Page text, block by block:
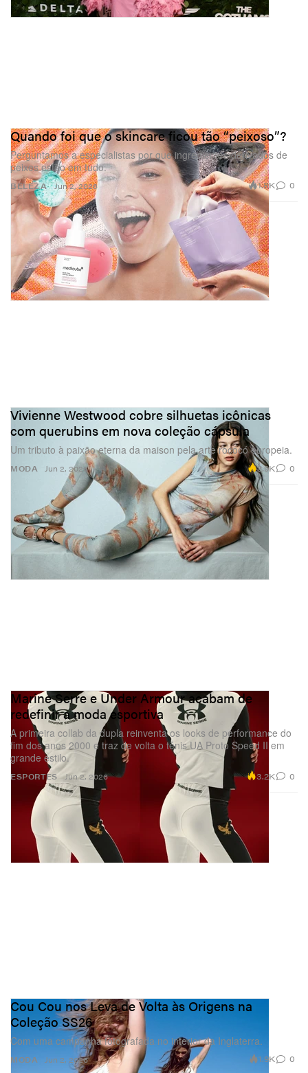
BELEZA
Quando foi que o skincare ficou tão “peixoso”?
Perguntamos a especialistas por que ingredientes derivados de
peixes estão em tudo.
Jun 2, 2026 1.8K 0
MODA
Vivienne Westwood cobre silhuetas icônicas
com querubins em nova coleção cápsula
Um tributo à paixão eterna da maison pela arte rococó europeia.
Jun 2, 2026 2.9K 0
ESPORTES
Marine Serre e Under Armour acabam de
redefinir a moda esportiva
A primeira collab da dupla reinventa os looks de performance do
fim dos anos 2000 e traz de volta o tênis UA Proto Speed II em
grande estilo.
Jun 2, 2026 3.2K 0
MODA
Cou Cou nos Leva de Volta às Origens na
Coleção SS26
Com uma campanha fotografada no interior da Inglaterra.
Jun 2, 2026 1.9K 0